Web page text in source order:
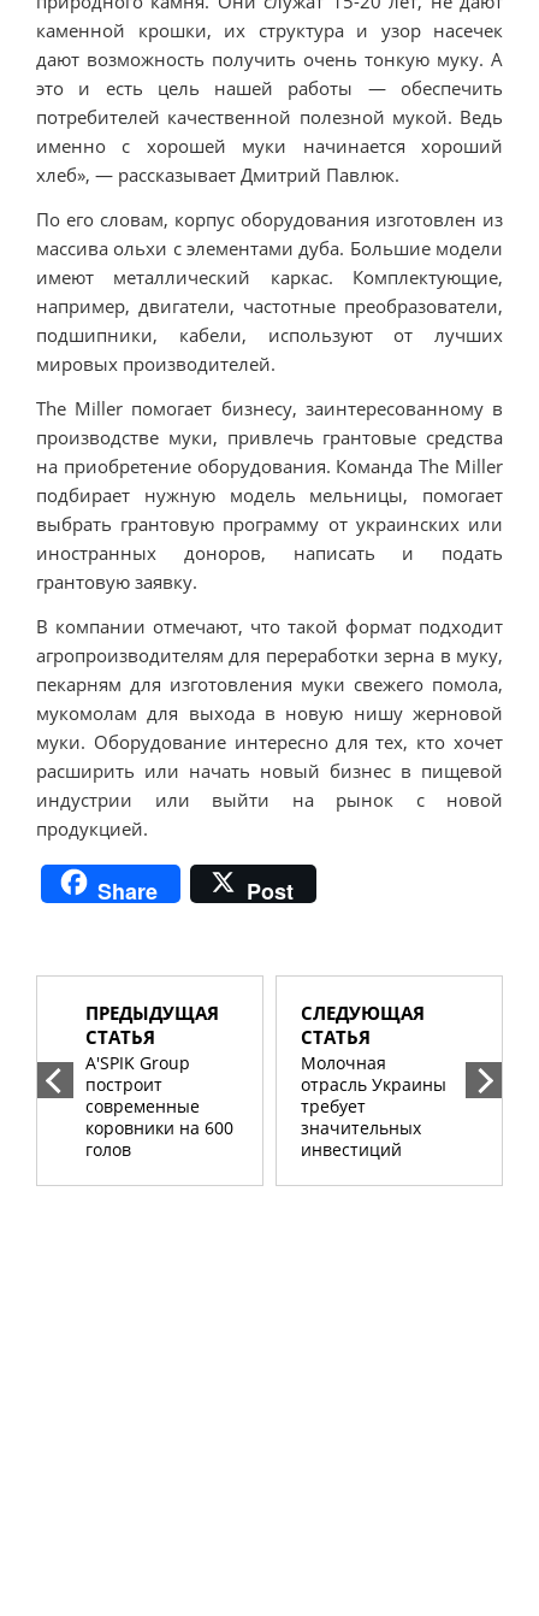
каменной крошки, их структура и узор насечек
дают возможность получить очень тонкую муку. А
это и есть цель нашей работы — обеспечить
потребителей качественной полезной мукой. Ведь
именно с хорошей муки начинается хороший
хлеб», — рассказывает Дмитрий Павлюк.
По его словам, корпус оборудования изготовлен из
массива ольхи с элементами дуба. Большие модели
имеют металлический каркас. Комплектующие,
например, двигатели, частотные преобразователи,
подшипники, кабели, используют от лучших
мировых производителей.
The Miller помогает бизнесу, заинтересованному в
производстве муки, привлечь грантовые средства
на приобретение оборудования. Команда The Miller
подбирает нужную модель мельницы, помогает
выбрать грантовую программу от украинских или
иностранных доноров, написать и подать
грантовую заявку.
В компании отмечают, что такой формат подходит
агропроизводителям для переработки зерна в муку,
пекарням для изготовления муки свежего помола,
мукомолам для выхода в новую нишу жерновой
муки. Оборудование интересно для тех, кто хочет
расширить или начать новый бизнес в пищевой
индустрии или выйти на рынок с новой
продукцией.
Share Post
ПРЕДЫДУЩАЯ
СТАТЬЯ
A'SPIK Group
построит
современные
коровники на 600
голов
СЛЕДУЮЩАЯ
СТАТЬЯ
Молочная
отрасль Украины
требует
значительных
инвестиций